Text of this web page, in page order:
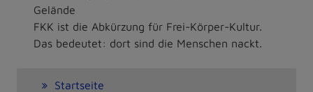
Startseite
Gelände
FKK ist die Abkürzung für Frei-Körper-Kultur.
Das bedeutet: dort sind die Menschen nackt.